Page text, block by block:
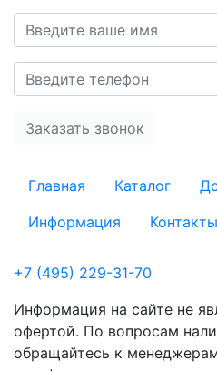
Главная Каталог
Информация
Контакты
+7 (495) 229-31-70
Информация на сайте не
офертой. По вопросам
обращайтесь к